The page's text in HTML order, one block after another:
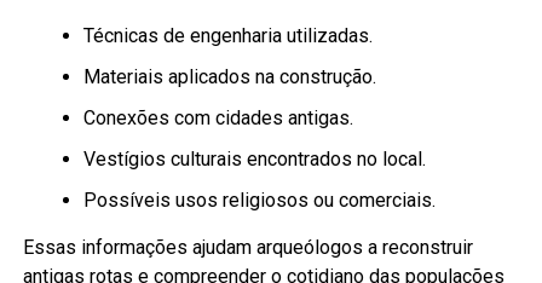
Técnicas de engenharia utilizadas.
Materiais aplicados na construção.
Conexões com cidades antigas.
Vestígios culturais encontrados no local.
Possíveis usos religiosos ou comerciais.
Essas informações ajudam arqueólogos a reconstruir
antigas rotas e compreender o cotidiano das populações